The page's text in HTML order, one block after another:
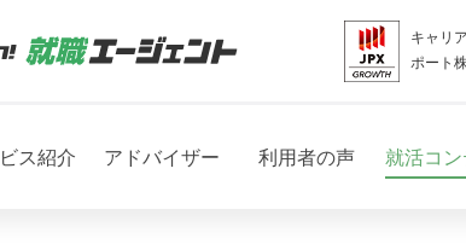
キャリ
ポート
ス紹介 アドバイザー 利用者の声 就活コン